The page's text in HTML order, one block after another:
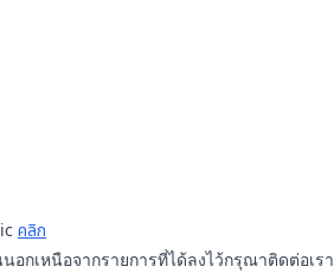
คลิก
อกเหนือจากรายการที่ได้ลงไว้กรุณาติดต่อเรา